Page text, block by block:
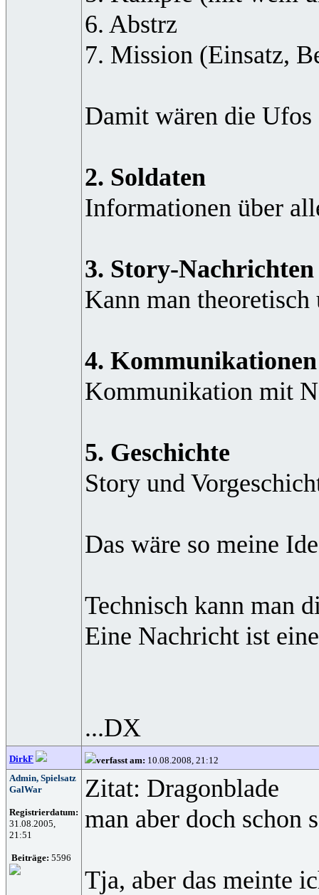
6. Abstrz
7. Mission (Einsatz,
Damit wären die Ufos
2. Soldaten
Informationen über
3. Story-Nachrichten
Kann man
4. Kommunikationen
Kommunikation mit
5. Geschichte
Story und
Das wäre so meine
Technisch kann man
Eine Nachricht ist
...DX
DirkF verfasst am: 10.08.2008, 21:12
Admin, Spielsatz
GalWar
Registrierdatum:
31.08.2005,
21:51
Beiträge: 5596
Zitat: Dragonblade
man aber doch schon
Tja, aber das meinte